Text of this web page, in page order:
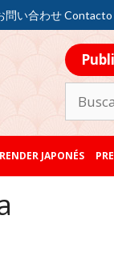
問い合わせ Contacto
JAPONÉS